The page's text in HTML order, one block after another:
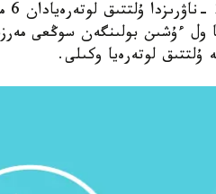
ول ءۇشىن بولىنگەن سوڭعى
ۇلتتىق لوتەرەيا وكىلى.